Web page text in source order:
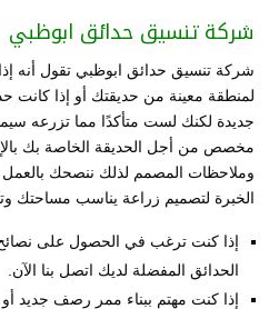
شركة تنسيق حدائق ابوظبي
شركة تنسيق حدائق ابوظبي تقول أنه
لمنطقة معينة من حديقتك أو إذا كانت
جديدة لكنك لست متأكدًا مما تزرعه
مخصص من أجل الحديقة الخاصة بك
وملاحظات المصمم لذلك ننصحك بالعمل
الخبرة لتصميم زراعة يناسب مساحتك
إذا كنت ترغب في الحصول على
الحدائق المفضلة لديك اتصل بنا الآن.
إذا كنت مهتم ببناء ممر رصف جديد أو